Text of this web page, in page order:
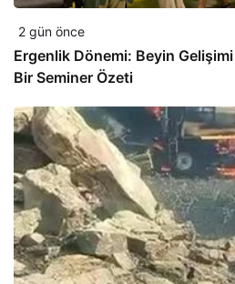
2 gün önce
Ergenlik Dönemi: Beyin Gelişimi
Bir Seminer Özeti